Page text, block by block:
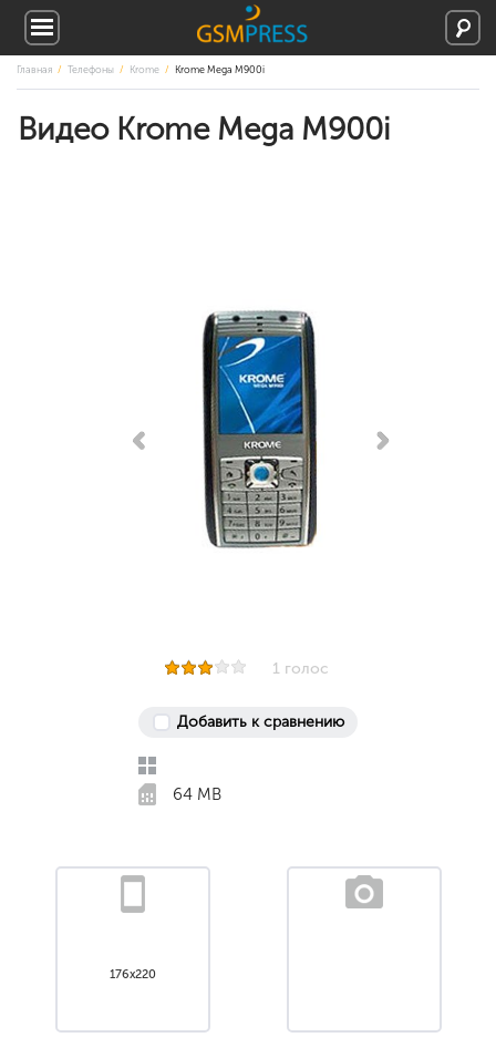
Главная Телефоны Krome Krome Mega M900i
Видео Krome Mega M900i
1 голос
Добавить к сравнению
64 MB
176x220